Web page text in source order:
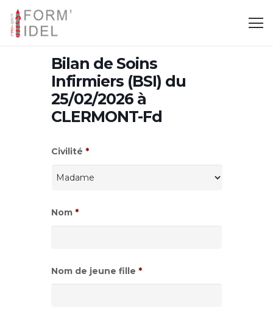
Bilan de Soins
Infirmiers (BSI) du
25/02/2026 à
CLERMONT-Fd
Civilité *
Nom *
Nom de jeune fille *